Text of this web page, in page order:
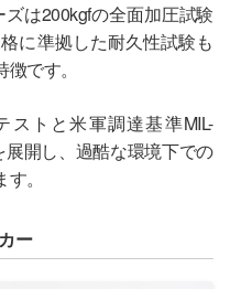
は200kgfの全面加圧試験
に準拠した耐久性試験も
です。
ストと米軍調達基準MIL-
開し、過酷な環境下での
。
ー